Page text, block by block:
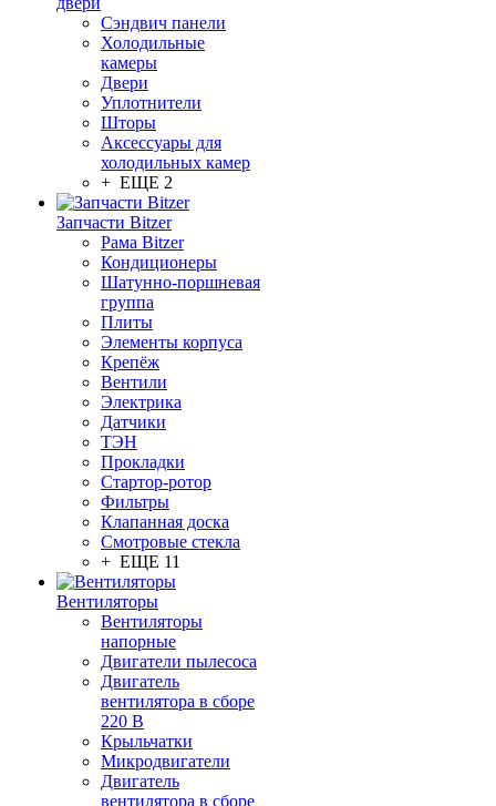
Сэндвич панели
Холодильные
камеры
Двери
Уплотнители
Шторы
Аксессуары для
холодильных камер
+ ЕЩЕ 2
Запчасти Bitzer
Рама Bitzer
Кондиционеры
Шатунно-поршневая
группа
Плиты
Элементы корпуса
Крепёж
Вентили
Электрика
Датчики
ТЭН
Прокладки
Стартор-ротор
Фильтры
Клапанная доска
Смотровые стекла
+ ЕЩЕ 11
Вентиляторы
Вентиляторы
напорные
Двигатели пылесоса
Двигатель
вентилятора в сборе
220 В
Крыльчатки
Микродвигатели
Двигатель
вентилятора в сборе